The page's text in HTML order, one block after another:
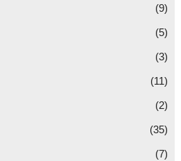
(9)
(5)
(3)
(11)
(2)
(35)
(7)